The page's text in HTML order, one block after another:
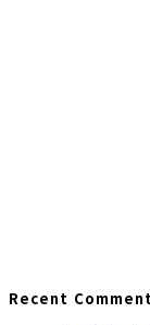
Recent